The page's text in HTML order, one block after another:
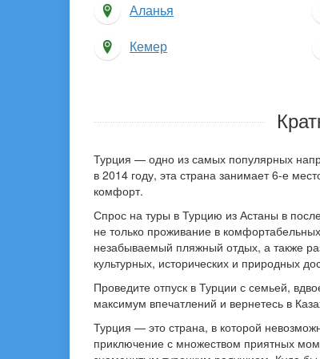
Аланья
Кемер
Турция — одно из самых популярных
в 2014 году, эта страна занимает 6-е
комфорт.
Спрос на туры в Турцию из Астаны в
не только проживание в
незабываемый пляжный отдых, а также
культурных, исторических и природных
Проведите отпуск в Турции с семьей,
максимум впечатлений и вернетесь в
Турция — это страна, в которой
приключение с множеством приятных